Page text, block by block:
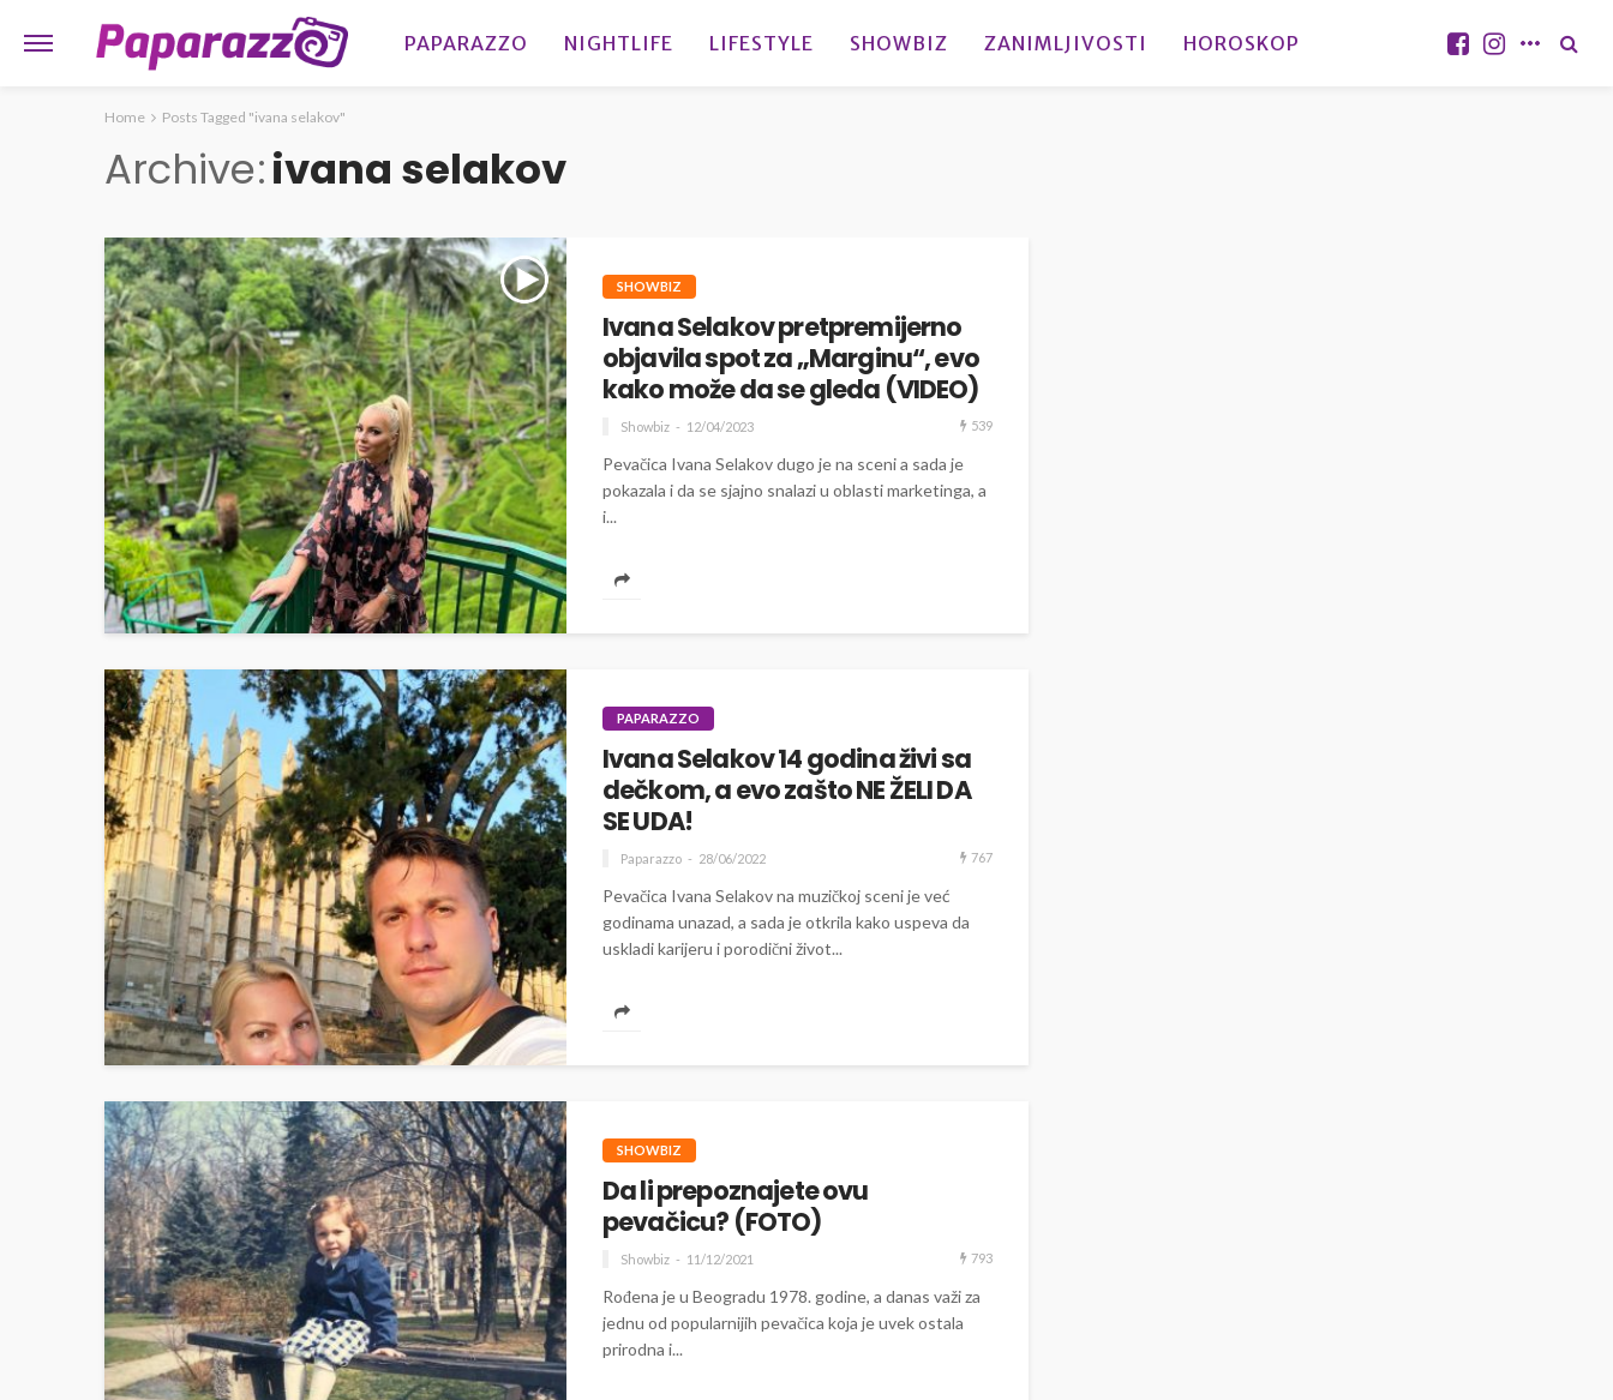
PAPARAZZO NIGHTLIFE LIFESTYLE SHOWBIZ ZANIMLJIVOSTI HOROSKOP
Home Posts Tagged "ivana selakov"
Archive ivana selakov
SHOWBIZ
Ivana Selakov pretpremijerno
objavila spot za „Marginu“, evo
kako može da se gleda (VIDEO)
Showbiz 12/04/2023 539
Pevačica Ivana Selakov dugo je na sceni a sada je
pokazala i da se sjajno snalazi u oblasti marketinga, a
i...
PAPARAZZO
Ivana Selakov 14 godina živi sa
dečkom, a evo zašto NE ŽELI DA
SE UDA!
Paparazzo 28/06/2022 767
Pevačica Ivana Selakov na muzičkoj sceni je već
godinama unazad, a sada je otkrila kako uspeva da
uskladi karijeru i porodični život...
SHOWBIZ
Da li prepoznajete ovu
pevačicu? (FOTO)
Showbiz 11/12/2021 793
Rođena je u Beogradu 1978. godine, a danas važi za
jednu od popularnijih pevačica koja je uvek ostala
prirodna i...